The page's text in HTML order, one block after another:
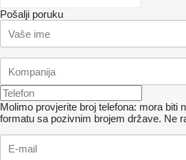
Pošalji poruku
Molimo provjerite broj telefona: mora biti
formatu sa pozivnim brojem države. Ne